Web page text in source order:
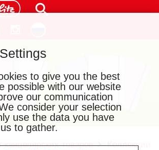
канцелярских товаров
Коллекции
to give you the best
possible with our website
our communication
consider your selection
use the data you have
to gather.